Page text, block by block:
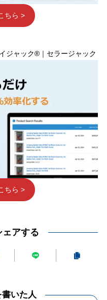
ちら >
ャック®｜セラージャック
ちら >
ェアする
いた人